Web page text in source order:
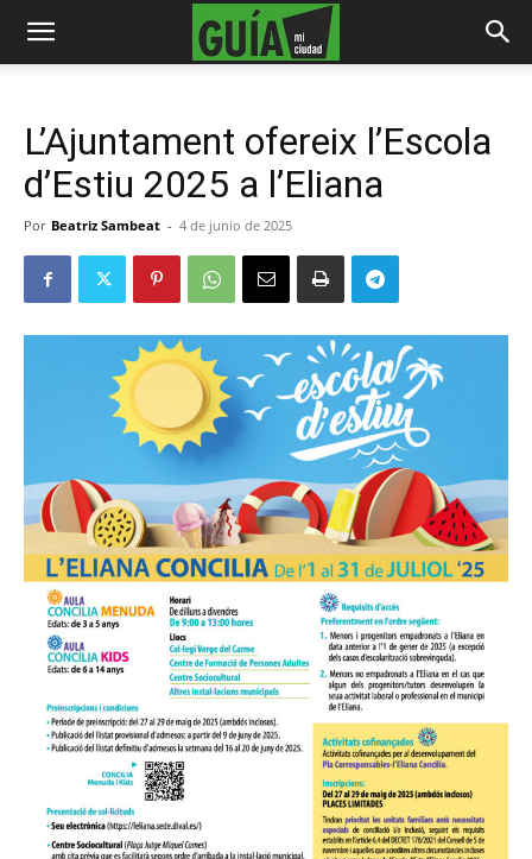
L’Ajuntament ofereix l’Escola
d’Estiu 2025 a l’Eliana
Por Beatriz Sambeat - 4 de junio de 2025